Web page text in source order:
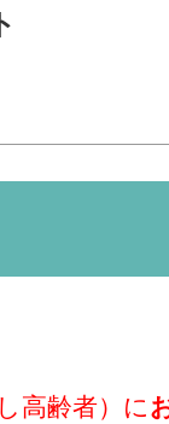
高齢者） に